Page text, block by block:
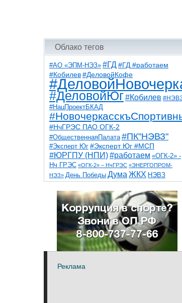
Облако тегов
#АО «ЭПМ-НЭЗ» #ГД #ГД #работаем
#Кобилев #ДеловойКофе
#ДеловойЮг#Кобилев
#НацПроектБКАД
#НчГРЭС ПАО ОГК-2
#ОбщественнаяПалата #ПК"НЭВЗ"
#Эксперт Юг #Эксперт Юг #МСП
#ЮРГПУ (НПИ)#работаем «ОГК-2» -
Нч ГРЭС «ОГК-2» – НчГРЭС «ЭНЕРГОПРОМ-
НЭЗ» День Победы Дума ЖКХ НЭВЗ
НчГРЭС ТНТ
благоустройствоветераны выборы
детидороги казаки коррупция космос
общественная палата парк пожар роща
спорт театр транспорт художники
Реклама